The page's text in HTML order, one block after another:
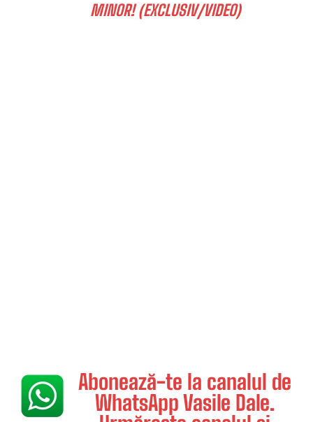
MINOR! (EXCLUSIV/VIDEO)
Abonează-te la canalul de
WhatsApp Vasile Dale.